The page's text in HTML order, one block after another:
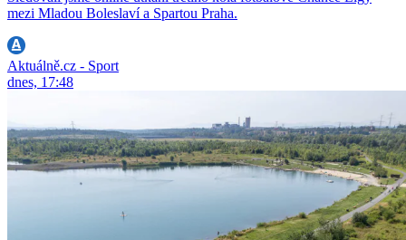
mezi Mladou Boleslaví a Spartou Praha.
Aktuálně.cz - Sport
dnes, 17:48